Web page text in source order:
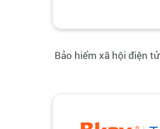
Bảo hiểm xã hội điện